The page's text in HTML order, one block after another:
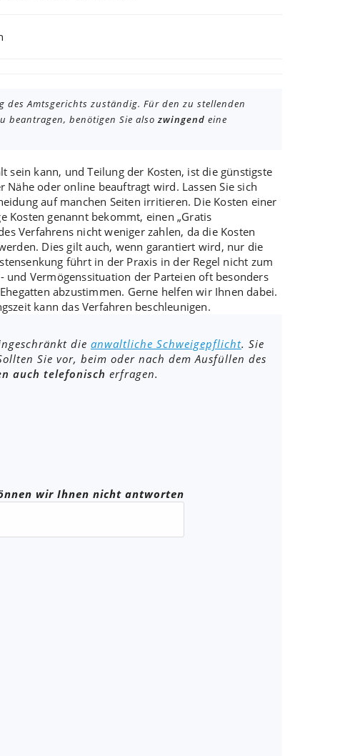
des Amtsgerichts zuständig. Für den zu stellenden
beantragen, benötigen Sie alsozwingend eine
sein kann, undTeilung der Kosten, ist die günstigste
Nähe oder online beauftragt wird. Lassen Sie sich
auf manchen Seiten irritieren. Die Kosten einer
Kosten genannt bekommt, einen „Gratis
Verfahrens nicht weniger zahlen, da die Kosten
Dies gilt auch, wenn garantiert wird, nur die
führt in der Praxis in der Regel nicht zum
und Vermögenssituation der Parteien oft besonders
Ehegatten abzustimmen. Gerne helfen wir Ihnen dabei.
kann das Verfahren beschleunigen.
die anwaltliche Schweigepflicht. Sie
Sie vor, beim oder nach dem Ausfüllen des
auch telefonisch erfragen.
wir Ihnen nicht antworten